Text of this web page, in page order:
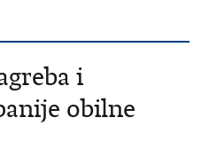
i
obilne